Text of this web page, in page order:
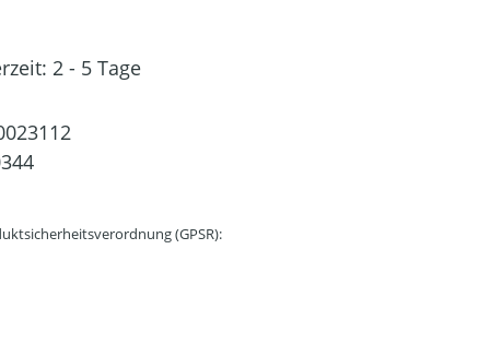
2 - 5 Tage
(GPSR):